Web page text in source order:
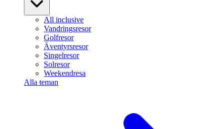
All inclusive
Vandringsresor
Golfresor
Äventyrsresor
Singelresor
Solresor
Weekendresa
Alla teman